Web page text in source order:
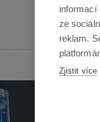
informací
ze
reklam.
Zjistit více